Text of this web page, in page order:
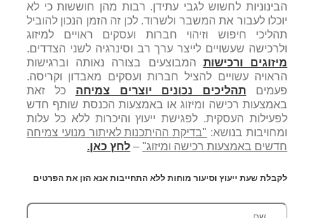
הבינוניות לחשוש לגבי עתידן. רבות מהן חוששות כי לא
יוכלו לעבור את המשבר ולשרוד. לכן זה הזמן הנכון להוביל
תהליכי חיפוש וזיהוי חברות ועסקים ראויים למיזוג
ולרכישה שעשויים לייצר ערך רב וסינרגיה לשני הצדדים.
מיזוגים ורכישות המבוצעים בצורה נאותה וברגישות
הראויה עשויים להציל חברות ועסקים מאבדון וקריסה.
פעמים תהליכים נכונים יוצרים צמיחה כל זאת
באמצעות רכישה ומיזוג או באמצעות הכנסת שותף חדש
לפעילות העסקית. לפגישת ייעוץ והיכרות ללא כל עלות
ומחויבות בנושא: "בדיקת ההיתכנות לאיתור מנועי צמיחה
חדשים באמצעות רכישה ומיזוג" – לחץ כאן.
לקבלת שעת ייעוץ וסיעור מוחות ללא התחייבות אנא הזן את הפרטים